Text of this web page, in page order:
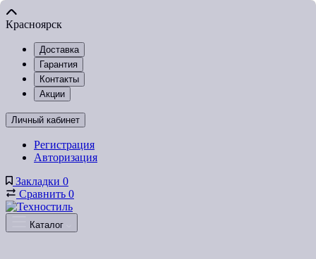
Красноярск
Доставка
Гарантия
Контакты
Акции
Личный кабинет
Регистрация
Авторизация
Закладки 0
Сравнить 0
Каталог